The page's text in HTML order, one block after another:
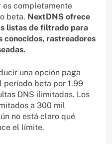
es completamente
beta. NextDNS ofrece
listas de filtrado para
conocidos, rastreadores
una opción paga
período beta por 1.99
DNS ilimitadas. Los
a 300 mil
no está claro qué
el límite.